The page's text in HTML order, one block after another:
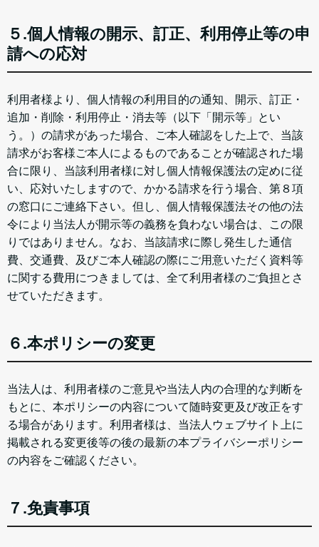
５.個人情報の開示、訂正、利用停止等の申
請への応対
利用者様より、個人情報の利用目的の通知、開示、訂正・
追加・削除・利用停止・消去等（以下「開示等」とい
う。）の請求があった場合、ご本人確認をした上で、当該
請求がお客様ご本人によるものであることが確認された場
合に限り、当該利用者様に対し個人情報保護法の定めに従
い、応対いたしますので、かかる請求を行う場合、第８項
の窓口にご連絡下さい。但し、個人情報保護法その他の法
令により当法人が開示等の義務を負わない場合は、この限
りではありません。なお、当該請求に際し発生した通信
費、交通費、及びご本人確認の際にご用意いただく資料等
に関する費用につきましては、全て利用者様のご負担とさ
せていただきます。
６.本ポリシーの変更
当法人は、利用者様のご意見や当法人内の合理的な判断を
もとに、本ポリシーの内容について随時変更及び改正をす
る場合があります。利用者様は、当法人ウェブサイト上に
掲載される変更後等の後の最新の本プライバシーポリシー
の内容をご確認ください。
７.免責事項